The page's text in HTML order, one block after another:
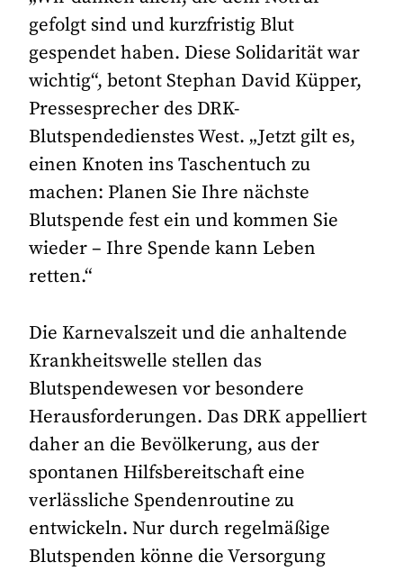
gefolgt sind und kurzfristig Blut
gespendet haben. Diese Solidarität war
wichtig“, betont Stephan David Küpper,
Pressesprecher des DRK-
Blutspendedienstes West. „Jetzt gilt es,
einen Knoten ins Taschentuch zu
machen: Planen Sie Ihre nächste
Blutspende fest ein und kommen Sie
wieder – Ihre Spende kann Leben
retten.“
Die Karnevalszeit und die anhaltende
Krankheitswelle stellen das
Blutspendewesen vor besondere
Herausforderungen. Das DRK appelliert
daher an die Bevölkerung, aus der
spontanen Hilfsbereitschaft eine
verlässliche Spendenroutine zu
entwickeln. Nur durch regelmäßige
Blutspenden könne die Versorgung